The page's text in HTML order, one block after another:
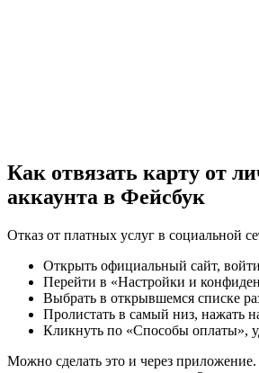
Как отвязать карту от
аккаунта в Фейсбук
Отказ от платных услуг в социальной
Открыть официальный сайт,
Перейти в «Настройки и
Выбрать в открывшемся списке
Пролистать в самый низ, нажать
Кликнуть по «Способы оплаты»,
Можно сделать это и через